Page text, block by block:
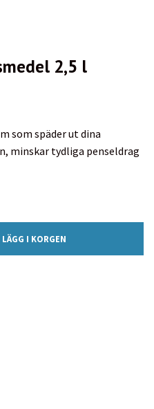
2,5 l
som späder ut dina
minskar tydliga penseldrag
LÄGG I KORGEN